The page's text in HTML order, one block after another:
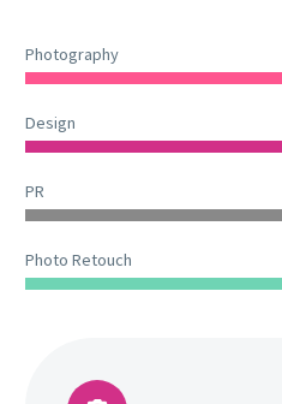
Photography
Design
PR
Photo Retouch